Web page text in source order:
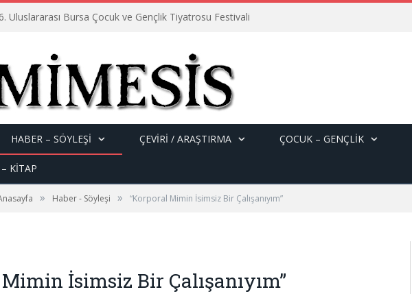
Uluslararası Bursa Çocuk ve Gençlik Tiyatrosu Festivali
HABER – SÖYLEŞI ÇEVİRİ / ARAŞTIRMA ÇOCUK – GENÇLIK
KİTAP
» Haber - Söyleşi » “Korporal Mimin İsimsiz Bir Çalışanıyım”
İsimsiz Bir Çalışanıyım”